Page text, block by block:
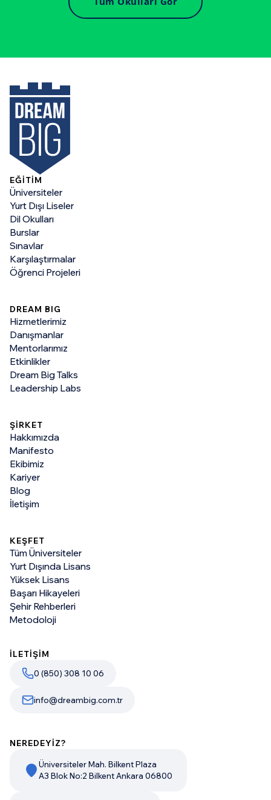
EĞİTİM
Üniversiteler
Yurt Dışı Liseler
Dil Okulları
Burslar
Sınavlar
Karşılaştırmalar
Öğrenci Projeleri
DREAM BIG
Hizmetlerimiz
Danışmanlar
Mentorlarımız
Etkinlikler
Dream Big Talks
Leadership Labs
ŞİRKET
Hakkımızda
Manifesto
Ekibimiz
Kariyer
Blog
İletişim
KEŞFET
Tüm Üniversiteler
Yurt Dışında Lisans
Yüksek Lisans
Başarı Hikayeleri
Şehir Rehberleri
Metodoloji
İLETİŞİM
0 (850) 308 10 06
info@dreambig.com.tr
NEREDEYİZ?
Üniversiteler Mah. Bilkent Plaza
A3 Blok No:2 Bilkent Ankara 06800